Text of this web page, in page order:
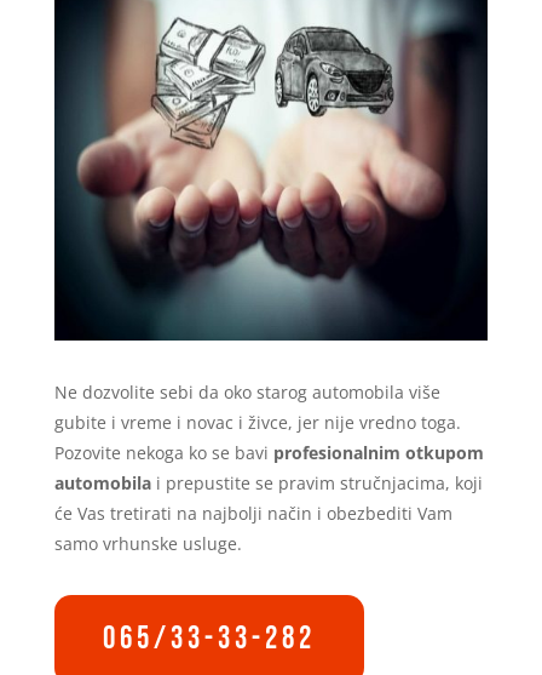
Ne dozvolite sebi da oko starog automobila više
gubite i vreme i novac i živce, jer nije vredno toga.
Pozovite nekoga ko se bavi profesionalnim otkupom
automobilai prepustite se pravim stručnjacima, koji
će Vas tretirati na najbolji način i obezbediti Vam
samo vrhunske usluge.
065/33-33-282